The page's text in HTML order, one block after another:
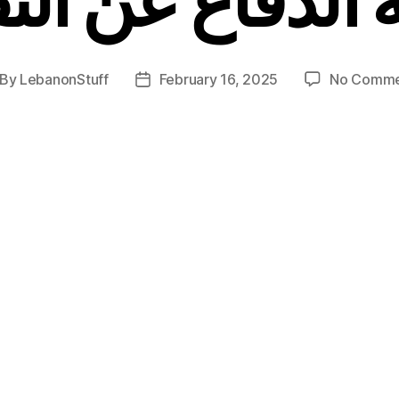
By LebanonStuff
PostFebruary 16, 2025 No